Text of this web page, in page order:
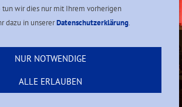
tun wir dies nur mit Ihrem vorherigen
dazu in unsererDatenschutzerklärung.
NUR NOTWENDIGE
ALLE ERLAUBEN